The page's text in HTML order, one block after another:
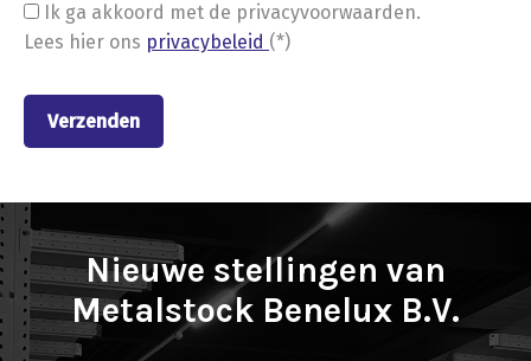
Ik ga akkoord met de privacyvoorwaarden.
Lees hier ons privacybeleid (*)
Nieuwe stellingen van
Metalstock Benelux B.V.